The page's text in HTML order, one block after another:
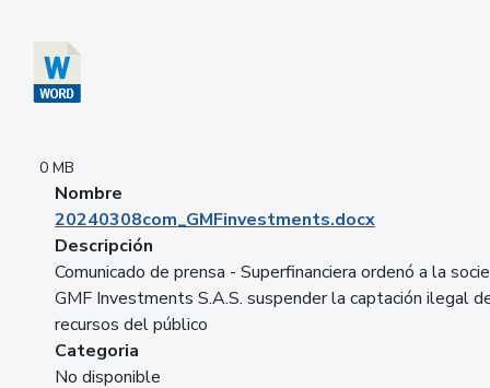
0 MB
Nombre
20240308com_GMFinvestments.docx
Descripción
Comunicado de prensa - Superfinanciera ordenó a la
GMF Investments S.A.S. suspender la captación ilegal
recursos del público
Categoria
No disponible